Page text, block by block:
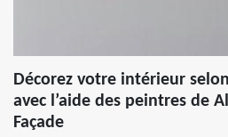
Décorez votre intérieur
avec l’aide des peintres de
Façade